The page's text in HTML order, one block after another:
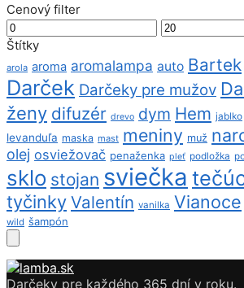
Cenový filter
Minimálna
cena
Maximálna
cena
Štítky
arola aroma aromalampa auto Bartek
Darček Darčeky pre mužov
ženy difuzér drevo dym Hem jablko
levanduľa maska mast meniny muž
olej osviežovač penaženka pleť podložka
sklo stojan sviečka
tyčinky Valentín vanilka Vianoce
wild šampón
Darčeky pre každého 365 dní v roku.